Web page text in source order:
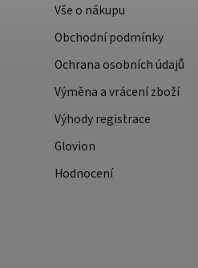
Vše o nákupu
Obchodní podmínky
Ochrana osobních údajů
Výměna a vrácení zboží
Výhody registrace
Glovion
Hodnocení